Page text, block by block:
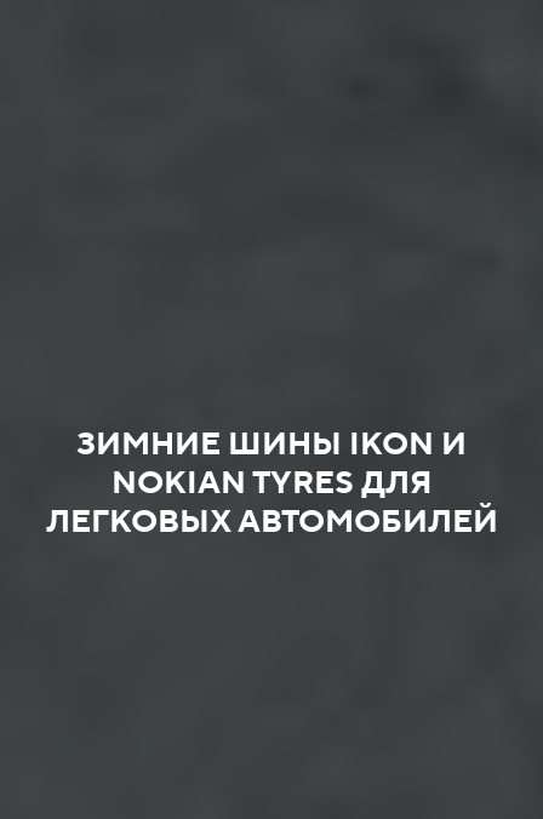
ЗИМНИЕ ШИНЫ IKON И
NOKIAN TYRES ДЛЯ
ЛЕГКОВЫХ АВТОМОБИЛЕЙ